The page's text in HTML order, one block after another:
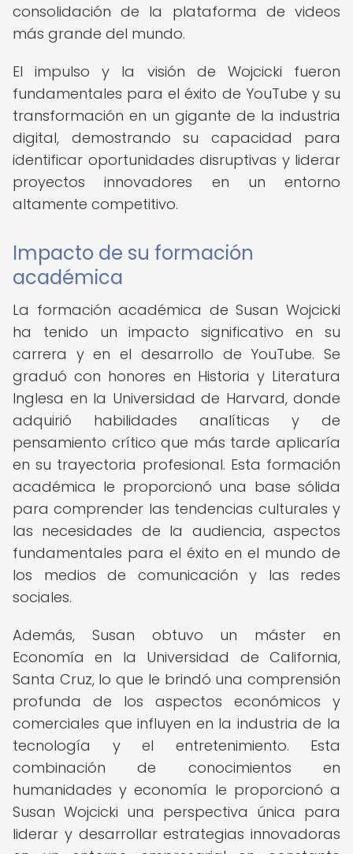
consolidación de la plataforma de videos
más grande del mundo.
El impulso y la visión de Wojcicki fueron
fundamentales para el éxito de YouTube y su
transformación en un gigante de la industria
digital, demostrando su capacidad para
identificar oportunidades disruptivas y liderar
proyectos innovadores en un entorno
altamente competitivo.
Impacto de su formación
académica
La formación académica de Susan Wojcicki
ha tenido un impacto significativo en su
carrera y en el desarrollo de YouTube. Se
graduó con honores en Historia y Literatura
Inglesa en la Universidad de Harvard, donde
adquirió habilidades analíticas y de
pensamiento crítico que más tarde aplicaría
en su trayectoria profesional. Esta formación
académica le proporcionó una base sólida
para comprender las tendencias culturales y
las necesidades de la audiencia, aspectos
fundamentales para el éxito en el mundo de
los medios de comunicación y las redes
sociales.
Además, Susan obtuvo un máster en
Economía en la Universidad de California,
Santa Cruz, lo que le brindó una comprensión
profunda de los aspectos económicos y
comerciales que influyen en la industria de la
tecnología y el entretenimiento. Esta
combinación de conocimientos en
humanidades y economía le proporcionó a
Susan Wojcicki una perspectiva única para
liderar y desarrollar estrategias innovadoras